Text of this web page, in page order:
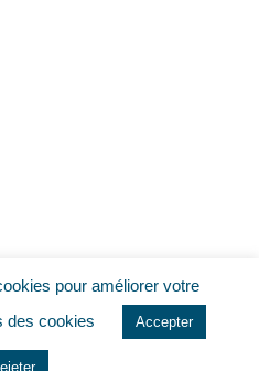
pour améliorer votre
des cookies Accepter